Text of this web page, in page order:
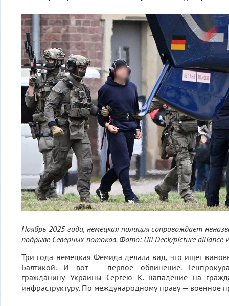
Ноябрь 2025 года, немецкая полиция сопровождает
подрыве Северных потоков. Фото: Uli Deck/picture alliance
Три года немецкая Фемида делала вид, что ищет
Балтикой. И вот — первое обвинение.
гражданину Украины Сергею К. нападение на
инфраструктуру. По международному праву — военное